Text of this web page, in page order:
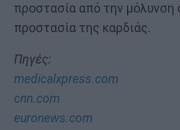
προστασία από την μόλυνση
προστασία της καρδιάς.
Πηγές:
medicalxpress.com
cnn.com
euronews.com